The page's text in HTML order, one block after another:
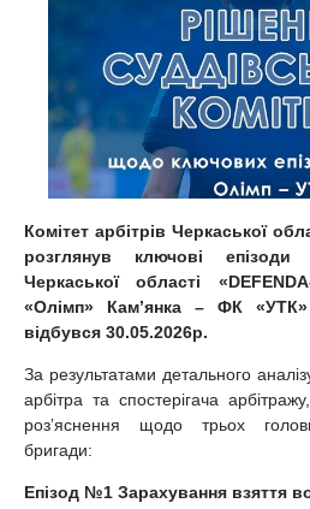
Комітет арбітрів Черкаської
розглянув ключові
Черкаської області
«Олімп» Камʼянка – ФК
відбувся 30.05.2026р.
За результатами детального
арбітра та спостерігача
розʼяснення щодо трьох
бригади:
Епізод №1 Зарахування взяття